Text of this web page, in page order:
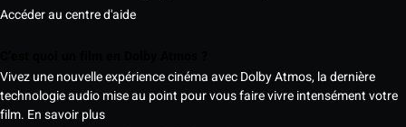
Accéder au centre d'aide
Vivez une nouvelle expérience cinéma avec Dolby Atmos, la dernière
technologie audio mise au point pour vous faire vivre intensément votre
film. En savoir plus